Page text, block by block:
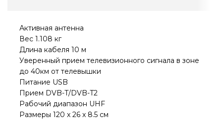
Активная антенна
Вес 1.108 кг
Длина кабеля 10 м
Уверенный прием телевизионного сигнала в зоне
до 40км от телевышки
Питание USB
Прием DVB-T/DVB-T2
Рабочий диапазон UHF
Размеры 120 x 26 x 8.5 см